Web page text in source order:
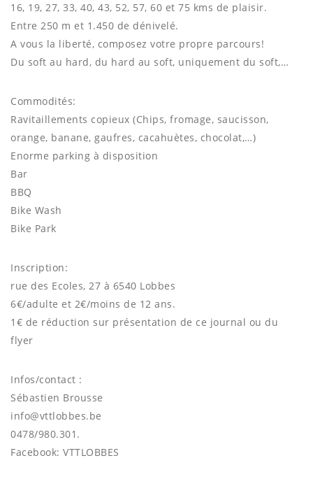
16, 19, 27, 33, 40, 43, 52, 57, 60 et 75 kms de plaisir.
Entre 250 m et 1.450 de dénivelé.
A vous la liberté, composez votre propre parcours!
Du soft au hard, du hard au soft, uniquement du soft,…
Commodités:
Ravitaillements copieux (Chips, fromage, saucisson,
orange, banane, gaufres, cacahuètes, chocolat,…)
Enorme parking à disposition
Bar
BBQ
Bike Wash
Bike Park
Inscription:
rue des Ecoles, 27 à 6540 Lobbes
6€/adulte et 2€/moins de 12 ans.
1€ de réduction sur présentation de ce journal ou du
flyer
Infos/contact :
Sébastien Brousse
info@vttlobbes.be
0478/980.301.
Facebook: VTTLOBBES